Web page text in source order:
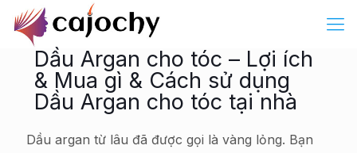
Dầu Argan cho tóc – Lợi ích
& Mua gì & Cách sử dụng
Dầu Argan cho tóc tại nhà
Dầu argan từ lâu đã được gọi là vàng lỏng. Bạn